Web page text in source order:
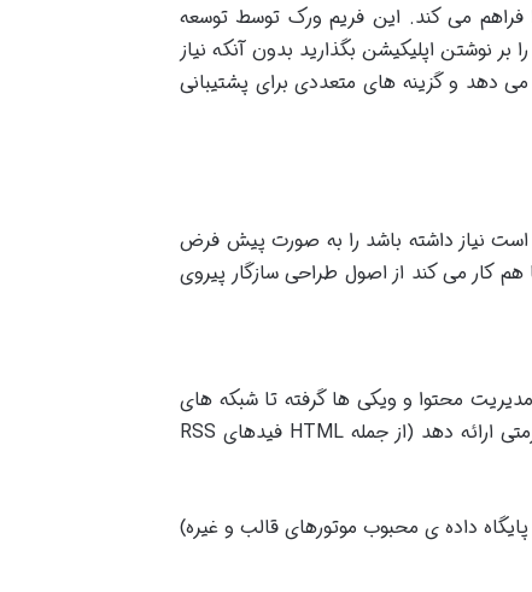
می کند. این فریم ورک توسط توسعه
نوشتن اپلیکیشن بگذارید بدون آنکه نیاز
می دهد و گزینه های متعددی برای پشتیبانی
نیاز داشته باشد را به صورت پیش فرض
کار می کند از اصول طراحی سازگار پیروی
محتوا و ویکی ها گرفته تا شبکه های
ارائه دهد (از جملهHTML فیدهایRSS
داده ی محبوب موتورهای قالب و غیره)